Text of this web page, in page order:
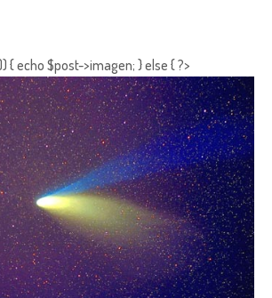
{ echo $post->imagen; } else { ?>